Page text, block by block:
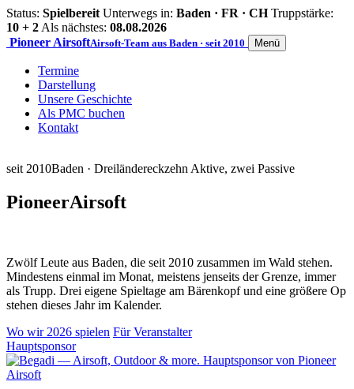
Status: Spielbereit Unterwegs in: Baden · FR · CH Truppstärke:
10 + 2 Als nächstes: 08.08.2026
Pioneer AirsoftAirsoft-Team aus Baden · seit 2010 Menü
Termine
Darstellung
Unsere Geschichte
Als PMC buchen
Kontakt
seit 2010Baden · Dreiländereckzehn Aktive, zwei Passive
PioneerAirsoft
Zwölf Leute aus Baden, die seit 2010 zusammen im Wald stehen.
Mindestens einmal im Monat, meistens jenseits der Grenze, immer
als Trupp. Drei eigene Spieltage am Bärenkopf und eine größere Op
stehen dieses Jahr im Kalender.
Wo wir 2026 spielen Für Veranstalter
Hauptsponsor